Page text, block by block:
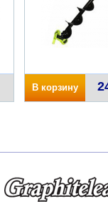
В корзину